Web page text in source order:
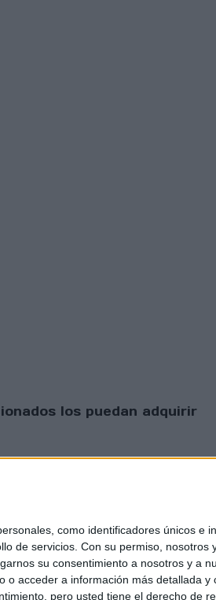
como identificadores únicos e
de servicios. Con su permiso, nosotros
su consentimiento a nosotros y a
acceder a información más detallada
pero usted tiene el derecho de
los puedan adquirir
de privacidad